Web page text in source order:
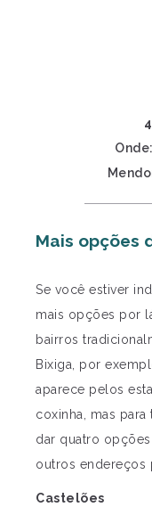
Mais opções
Se você estiver
mais opções por
bairros
Bixiga, por
aparece pelos
coxinha, mas
dar quatro
outros endereços
Castelões